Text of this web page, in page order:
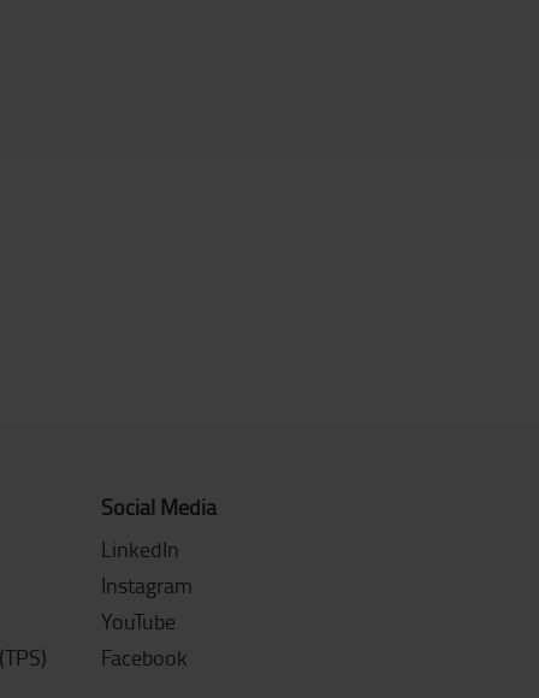
Social Media
LinkedIn
Instagram
YouTube
Facebook